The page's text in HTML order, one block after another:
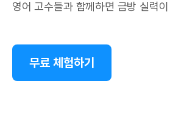
영어 고수들과 함께하면 금방 실력
무료 체험하기